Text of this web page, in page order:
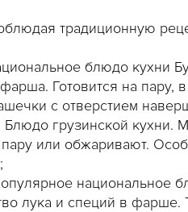
традиционную
блюдо кухни
Готовится на пару,
с отверстием
Блюдо грузинской кухни.
пару или обжаривают.
национальное
лука и специй в фарше.